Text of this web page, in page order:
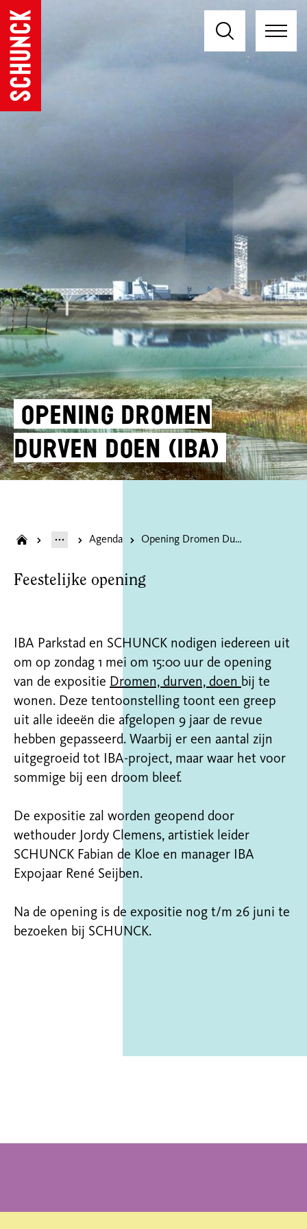
Opening Dromen
Durven Doen (IBA)
Agenda Opening Dromen Durven Doen (IBA)
Feestelijke opening
IBA Parkstad en SCHUNCK nodigen iedereen uit
om op zondag 1 mei om 15:00 uur de opening
van de expositie Dromen, durven, doen bij te
wonen. Deze tentoonstelling toont een greep
uit alle ideeën die afgelopen 9 jaar de revue
hebben gepasseerd. Waarbij er een aantal zijn
uitgegroeid tot IBA-project, maar waar het voor
sommige bij een droom bleef.
De expositie zal worden geopend door
wethouder Jordy Clemens, artistiek leider
SCHUNCK Fabian de Kloe en manager IBA
Expojaar René Seijben.
Na de opening is de expositie nog t/m 26 juni te
bezoeken bij SCHUNCK.